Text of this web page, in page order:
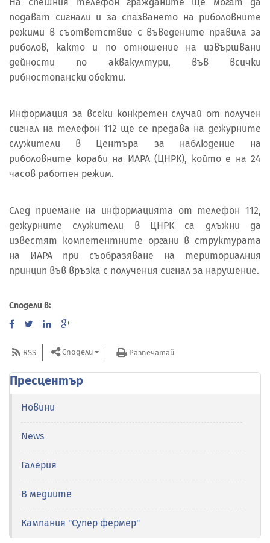
подават сигнали и за спазването на риболовните
режими в съответствие с въведените правила за
риболов, както и по отношение на извършвани
дейности по аквакултури, във всички
рибностопански обекти.
Информация за всеки конкретен случай от получен
сигнал на телефон 112 ще се предава на дежурните
служители в Центъра за наблюдение на
риболовните кораби на ИАРА (ЦНРК), който е на 24
часов работен режим.
След приемане на информацията от телефон 112,
дежурните служители в ЦНРК са длъжни да
известят компетентните органи в структурата
на ИАРА при съобразяване на териториалния
принцип във връзка с получения сигнал за нарушение.
Сподели в:
RSS Сподели Разпечатай
Пресцентър
Новини
News
Галерия
В медиите
Кампания "Супер фермер"